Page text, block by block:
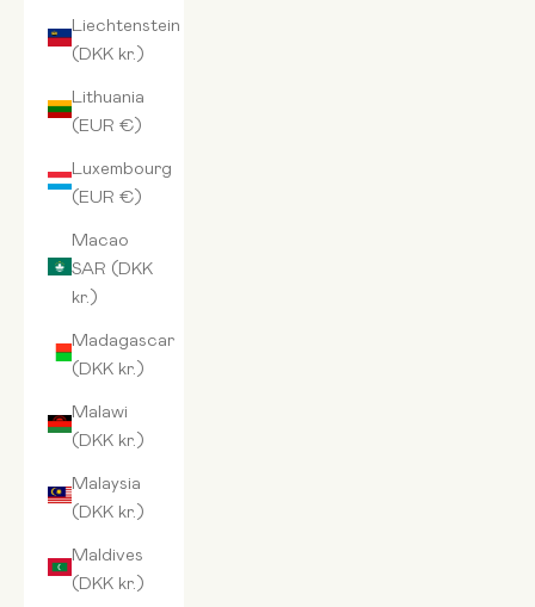
Liechtenstein
(DKK kr.)
Lithuania
(EUR €)
Luxembourg
(EUR €)
Macao
SAR (DKK
kr.)
Madagascar
(DKK kr.)
Malawi
(DKK kr.)
Malaysia
(DKK kr.)
Maldives
(DKK kr.)